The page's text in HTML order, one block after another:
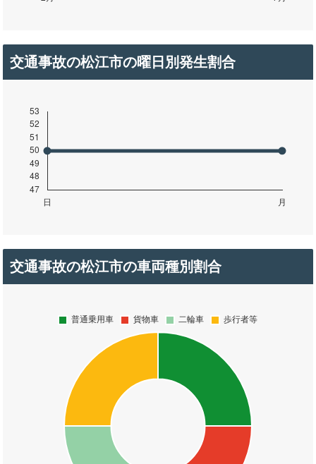
交通事故の松江市の曜日別発生割合
交通事故の松江市の車両種別割合